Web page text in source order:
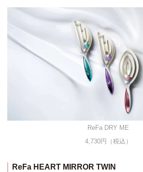
ReFa DRY ME
4,730円（税込）
ReFa HEART MIRROR TWIN